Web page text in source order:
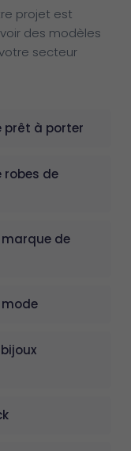
projet est
des modèles
secteur
prêt à porter
robes de
de